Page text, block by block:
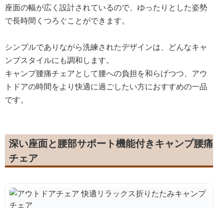
座面の幅が広く設計されているので、ゆったりとした姿勢
で長時間くつろぐことができます。
シンプルでありながら洗練されたデザインは、どんなキャ
ンプスタイルにも調和します。
キャンプ腰痛チェアとして腰への負担を和らげつつ、アウ
トドアの時間をより快適に過ごしたい方におすすめの一品
です。
深い座面と腰部サポート機能付きキャンプ腰痛
チェア